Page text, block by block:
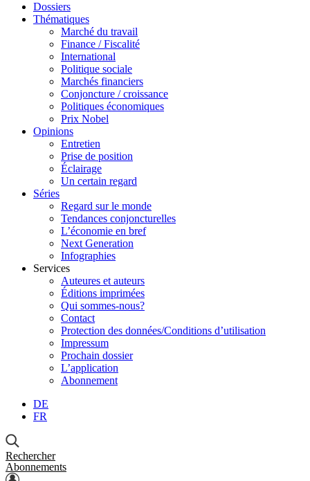
Dossiers
Thématiques
Marché du travail
Finance / Fiscalité
International
Politique sociale
Marchés financiers
Conjoncture / croissance
Politiques économiques
Prix Nobel
Opinions
Entretien
Prise de position
Éclairage
Un certain regard
Séries
Regard sur le monde
Tendances conjoncturelles
L’économie en bref
Next Generation
Infographies
Services
Auteures et auteurs
Éditions imprimées
Qui sommes-nous?
Contact
Protection des données/Conditions d’utilisation
Impressum
Prochain dossier
L’application
Abonnement
DE
FR
Rechercher
Abonnements